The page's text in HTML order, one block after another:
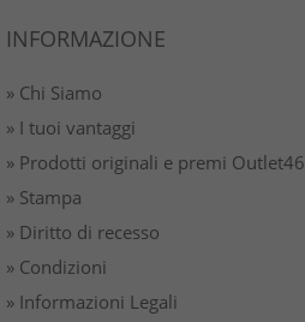
INFORMAZIONE
» Chi Siamo
» I tuoi vantaggi
» Prodotti originali e premi Outlet46
» Stampa
» Diritto di recesso
» Condizioni
» Informazioni Legali